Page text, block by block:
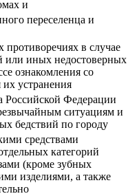
и
переселенца и
в случае
или иных недостоверных
ознакомления со
устранения
Российской Федерации
ситуациям и
бедствий по городу
средствами
категорий
(кроме зубных
изделиями, а также